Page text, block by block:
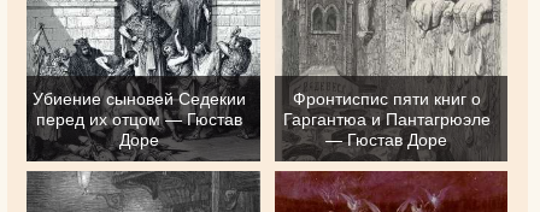
Убиение сыновей Седекии
перед их отцом — Гюстав
Доре
Фронтиспис пяти книг о
Гаргантюа и Пантагрюэле
— Гюстав Доре